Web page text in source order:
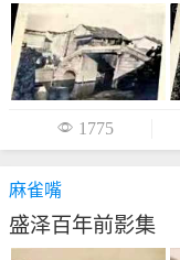
 1775
麻雀嘴
盛泽百年前影集